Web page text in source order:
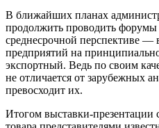
В ближайших планах
продолжить проводить
среднесрочной перспективе
предприятий на
экспортный. Ведь по своим
не отличается от зарубежных
превосходит их.
Итогом выставки-презентации